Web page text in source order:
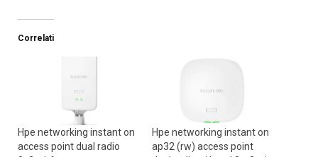
Correlati
Hpe networking instant on
access point dual radio
Hpe networking instant on
ap32 (rw) access point